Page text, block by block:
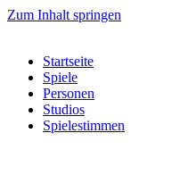
Zum Inhalt springen
Startseite
Spiele
Personen
Studios
Spielestimmen